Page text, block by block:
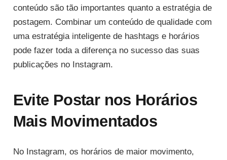
conteúdo são tão importantes quanto a estratégia de
postagem. Combinar um conteúdo de qualidade com
uma estratégia inteligente de hashtags e horários
pode fazer toda a diferença no sucesso das suas
publicações no Instagram.
Evite Postar nos Horários
Mais Movimentados
No Instagram, os horários de maior movimento,